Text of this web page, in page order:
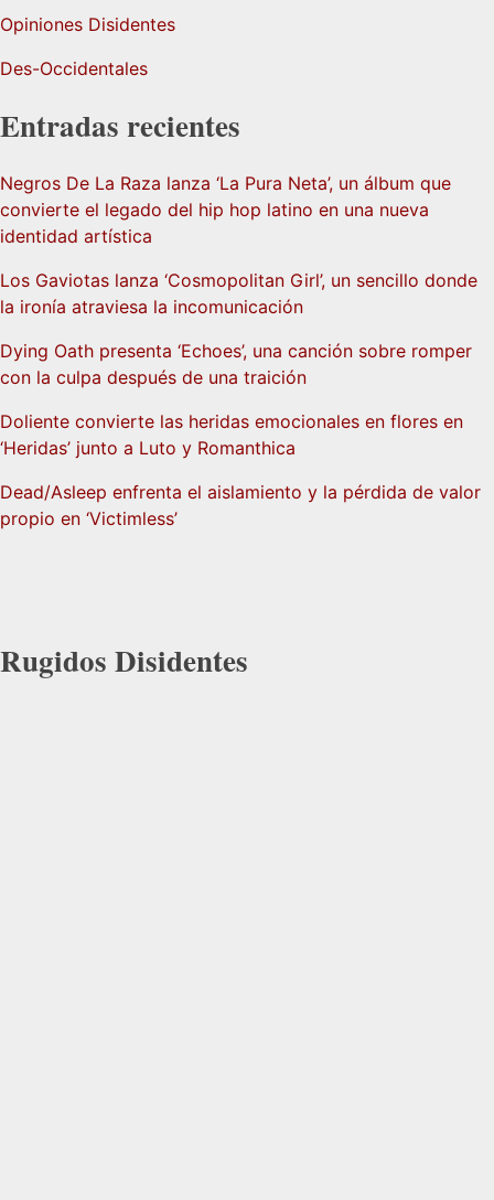
Opiniones Disidentes
Des-Occidentales
Entradas recientes
Negros De La Raza lanza ‘La Pura Neta’, un álbum que
convierte el legado del hip hop latino en una nueva
identidad artística
Los Gaviotas lanza ‘Cosmopolitan Girl’, un sencillo donde
la ironía atraviesa la incomunicación
Dying Oath presenta ‘Echoes’, una canción sobre romper
con la culpa después de una traición
Doliente convierte las heridas emocionales en flores en
‘Heridas’ junto a Luto y Romanthica
Dead/Asleep enfrenta el aislamiento y la pérdida de valor
propio en ‘Victimless’
Rugidos Disidentes